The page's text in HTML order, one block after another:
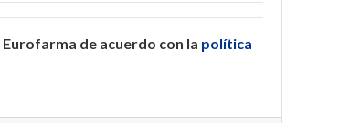
de acuerdo con la política